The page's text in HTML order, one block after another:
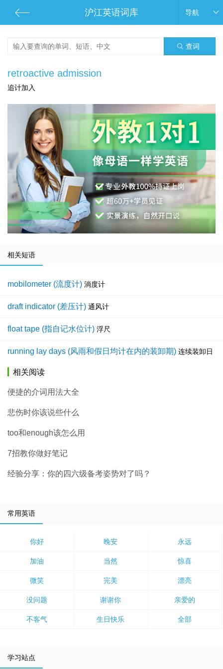
沪江英语词库 导航
查词
retroactive admission
追计加入
相关短语
mobilometer (流度计) 淌度计
draft indicator (差压计) 通风计
float tape (指自记水位计) 浮尺
running lay days (风雨和假日均计在内的装卸期) 连续装卸日
相关阅读
便捷的介词用法大全
悲伤时你该说些什么
too和enough该怎么用
7招教你做好笔记
经验分享：你的四六级备考姿势对了吗？
常用英语
你好 晚安 永远
加油 当然 惊喜
微笑 完美 漂亮
没问题 谢谢你 亲爱的
不客气 生日快乐 全部
学习站点